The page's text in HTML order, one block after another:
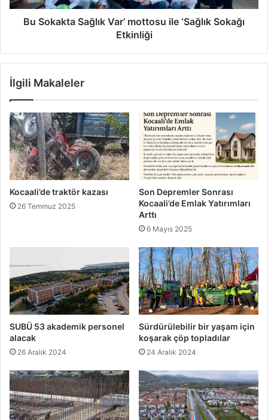
Etkinliği
Bu Sokakta Sağlık Var’ mottosu ile ‘Sağlık Sokağı
Etkinliği
İlgili Makaleler
Kocaali’de traktör kazası
26 Temmuz 2025
Son Depremler Sonrası
Kocaali’de Emlak Yatırımları
Arttı
6 Mayıs 2025
SUBÜ 53 akademik personel
alacak
26 Aralık 2024
Sürdürülebilir bir yaşam için
koşarak çöp topladılar
24 Aralık 2024